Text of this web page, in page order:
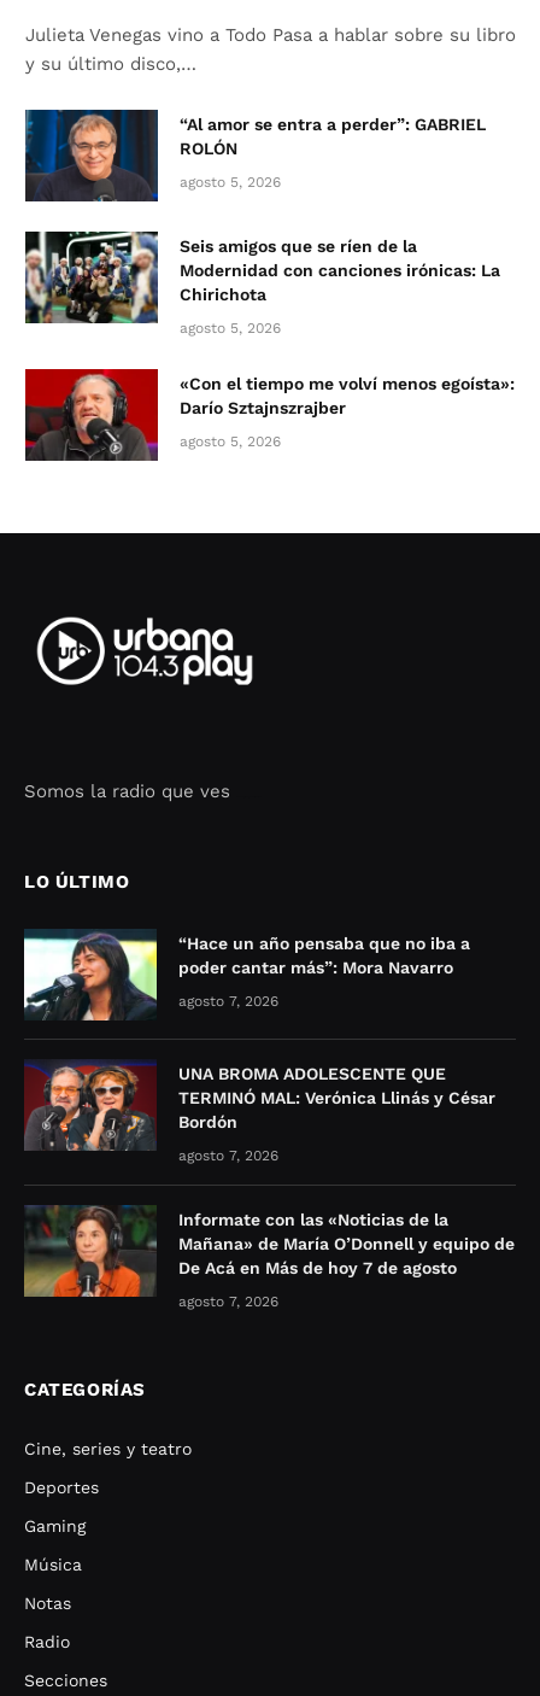
Julieta Venegas vino a Todo Pasa a hablar sobre su libro
y su último disco,…
“Al amor se entra a perder”: GABRIEL
ROLÓN
agosto 5, 2026
Seis amigos que se ríen de la
Modernidad con canciones irónicas: La
Chirichota
agosto 5, 2026
«Con el tiempo me volví menos egoísta»:
Darío Sztajnszrajber
agosto 5, 2026
Somos la radio que ves
LO ÚLTIMO
“Hace un año pensaba que no iba a
poder cantar más”: Mora Navarro
agosto 7, 2026
UNA BROMA ADOLESCENTE QUE
TERMINÓ MAL: Verónica Llinás y César
Bordón
agosto 7, 2026
Informate con las «Noticias de la
Mañana» de María O’Donnell y equipo de
De Acá en Más de hoy 7 de agosto
agosto 7, 2026
CATEGORÍAS
Cine, series y teatro
Deportes
Gaming
Música
Notas
Radio
Secciones